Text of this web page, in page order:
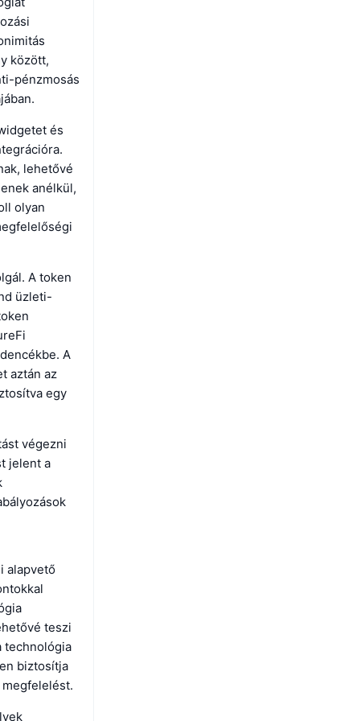
között,
pénzmosás
és
lehetővé
anélkül,
olyan
A token
üzleti-
A
aztán az
egy
végezni
jelent a
alapvető
teszi
technológia
biztosítja
megfelelést.